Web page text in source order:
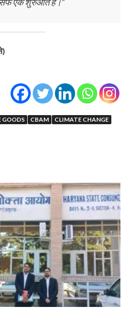
GOODS CBAM
CLIMATE CHANGE